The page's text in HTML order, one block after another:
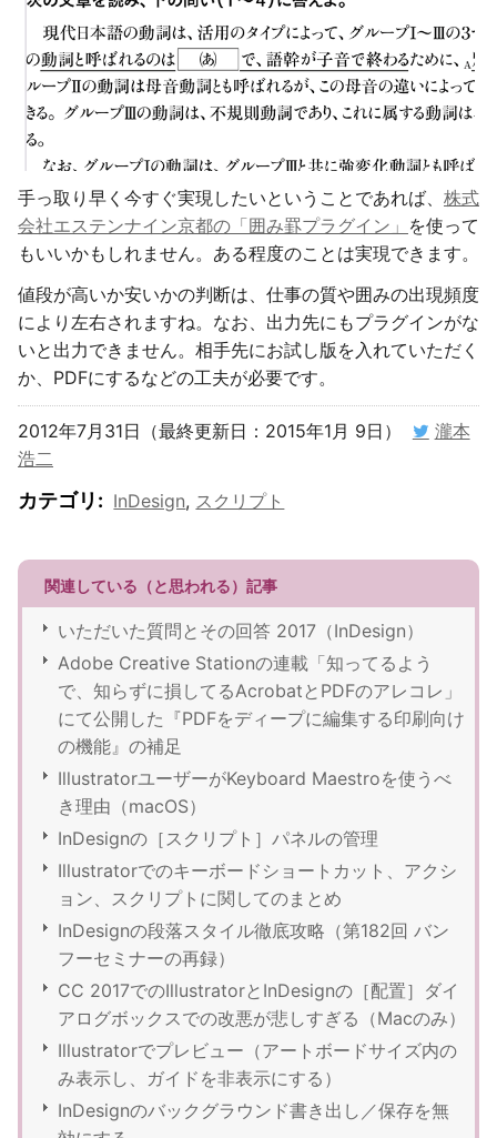
手っ取り早く今すぐ実現したいということであれば、 株式
会社エステンナイン京都の「囲み罫プラグイン」 を使って
もいいかもしれません。ある程度のことは実現できます。
値段が高いか安いかの判断は、仕事の質や囲みの出現頻度
により左右されますね。なお、出力先にもプラグインがな
いと出力できません。相手先にお試し版を入れていただく
か、PDFにするなどの工夫が必要です。
2012年7月31日（最終更新日：2015年1月 9日）
瀧本
浩二
カテゴリ : InDesign, スクリプト
関連している（と思われる）記事
いただいた質問とその回答 2017（InDesign）
Adobe Creative Stationの連載「知ってるよう
で、知らずに損してるAcrobatとPDFのアレコレ」
にて公開した『PDFをディープに編集する印刷向け
の機能』の補足
IllustratorユーザーがKeyboard Maestroを使うべ
き理由（macOS）
InDesignの［スクリプト］パネルの管理
Illustratorでのキーボードショートカット、アクシ
ョン、スクリプトに関してのまとめ
InDesignの段落スタイル徹底攻略（第182回 バン
フーセミナーの再録）
CC 2017でのIllustratorとInDesignの［配置］ダイ
アログボックスでの改悪が悲しすぎる（Macのみ）
Illustratorでプレビュー（アートボードサイズ内の
み表示し、ガイドを非表示にする）
InDesignのバックグラウンド書き出し／保存を無